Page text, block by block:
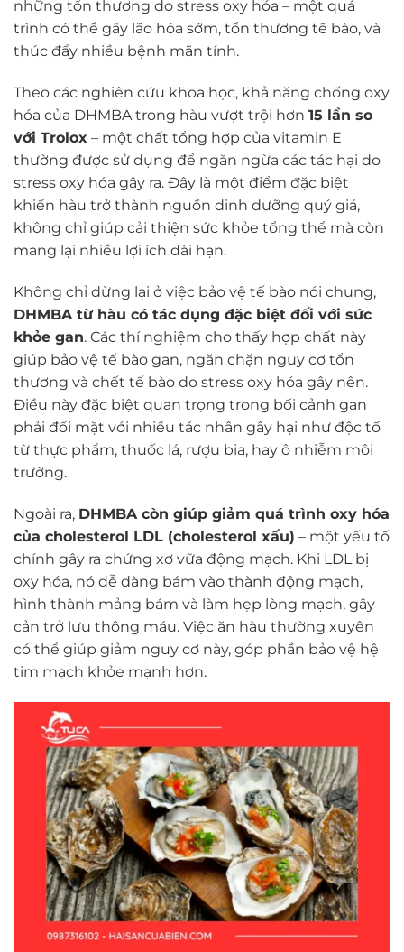
những tổn thương do stress oxy hóa – một quá
trình có thể gây lão hóa sớm, tổn thương tế bào, và
thúc đẩy nhiều bệnh mãn tính.
Theo các nghiên cứu khoa học, khả năng chống oxy
hóa của DHMBA trong hàu vượt trội hơn 15 lần so
với Trolox – một chất tổng hợp của vitamin E
thường được sử dụng để ngăn ngừa các tác hại do
stress oxy hóa gây ra. Đây là một điểm đặc biệt
khiến hàu trở thành nguồn dinh dưỡng quý giá,
không chỉ giúp cải thiện sức khỏe tổng thể mà còn
mang lại nhiều lợi ích dài hạn.
Không chỉ dừng lại ở việc bảo vệ tế bào nói chung,
DHMBA từ hàu có tác dụng đặc biệt đối với sức
khỏe gan. Các thí nghiệm cho thấy hợp chất này
giúp bảo vệ tế bào gan, ngăn chặn nguy cơ tổn
thương và chết tế bào do stress oxy hóa gây nên.
Điều này đặc biệt quan trọng trong bối cảnh gan
phải đối mặt với nhiều tác nhân gây hại như độc tố
từ thực phẩm, thuốc lá, rượu bia, hay ô nhiễm môi
trường.
Ngoài ra, DHMBA còn giúp giảm quá trình oxy hóa
của cholesterol LDL (cholesterol xấu) – một yếu tố
chính gây ra chứng xơ vữa động mạch. Khi LDL bị
oxy hóa, nó dễ dàng bám vào thành động mạch,
hình thành mảng bám và làm hẹp lòng mạch, gây
cản trở lưu thông máu. Việc ăn hàu thường xuyên
có thể giúp giảm nguy cơ này, góp phần bảo vệ hệ
tim mạch khỏe mạnh hơn.